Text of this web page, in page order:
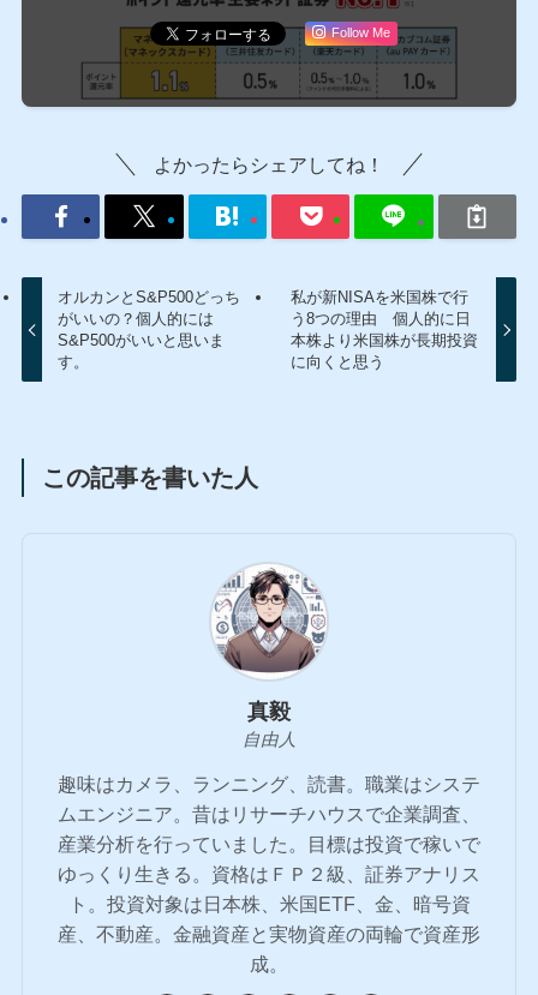
Follow Me
よかったらシェアしてね！
オルカンとS&P500どっち
がいいの？個人的には
S&P500がいいと思いま
す。
私が新NISAを米国株で行
う8つの理由 個人的に日
本株より米国株が長期投資
に向くと思う
この記事を書いた人
真毅
自由人
趣味はカメラ、ランニング、読書。職業はシステ
ムエンジニア。昔はリサーチハウスで企業調査、
産業分析を行っていました。目標は投資で稼いで
ゆっくり生きる。資格はＦＰ２級、証券アナリス
ト。投資対象は日本株、米国ETF、金、暗号資
産、不動産。金融資産と実物資産の両輪で資産形
成。